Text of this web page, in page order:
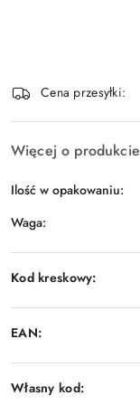
Cena przesyłki:
Więcej o produkcie
Ilość w opakowaniu:
Waga:
Kod kreskowy:
EAN:
Własny kod: